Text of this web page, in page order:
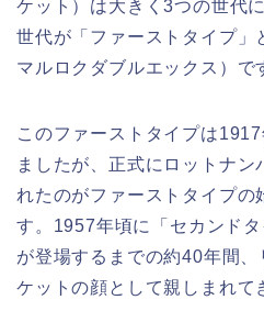
ケット）は大きく3つの世代
世代が「ファーストタイプ」
マルロクダブルエックス）で
このファーストタイプは
ましたが、正式にロットナ
れたのがファーストタイプの
す。1957年頃に「セカンド
が登場するまでの約40年間
ケットの顔として親しまれて